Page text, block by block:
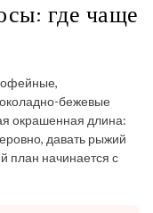
где чаще
бежевые
окрашенная длина:
давать рыжий
план начинается с